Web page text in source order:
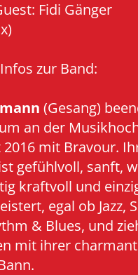
Fidi Gänger
zur Band:
(Gesang)
an der
mit Bravour.
gefühlvoll, sanft,
kraftvoll und
egal ob Jazz,
& Blues, und
mit ihrer